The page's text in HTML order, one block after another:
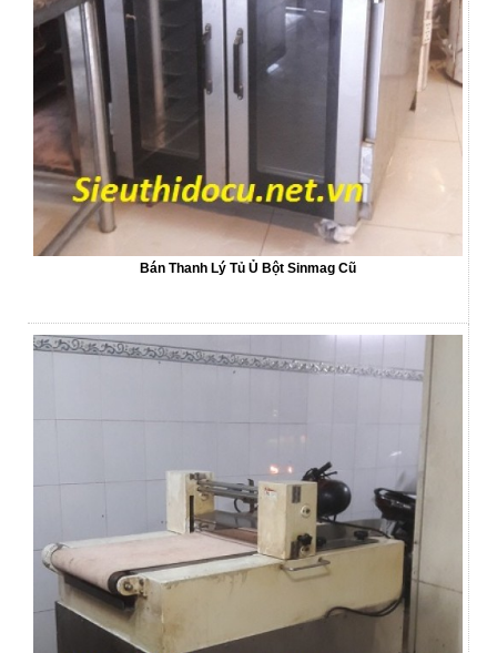
Bán Thanh Lý Tủ Ủ Bột Sinmag Cũ